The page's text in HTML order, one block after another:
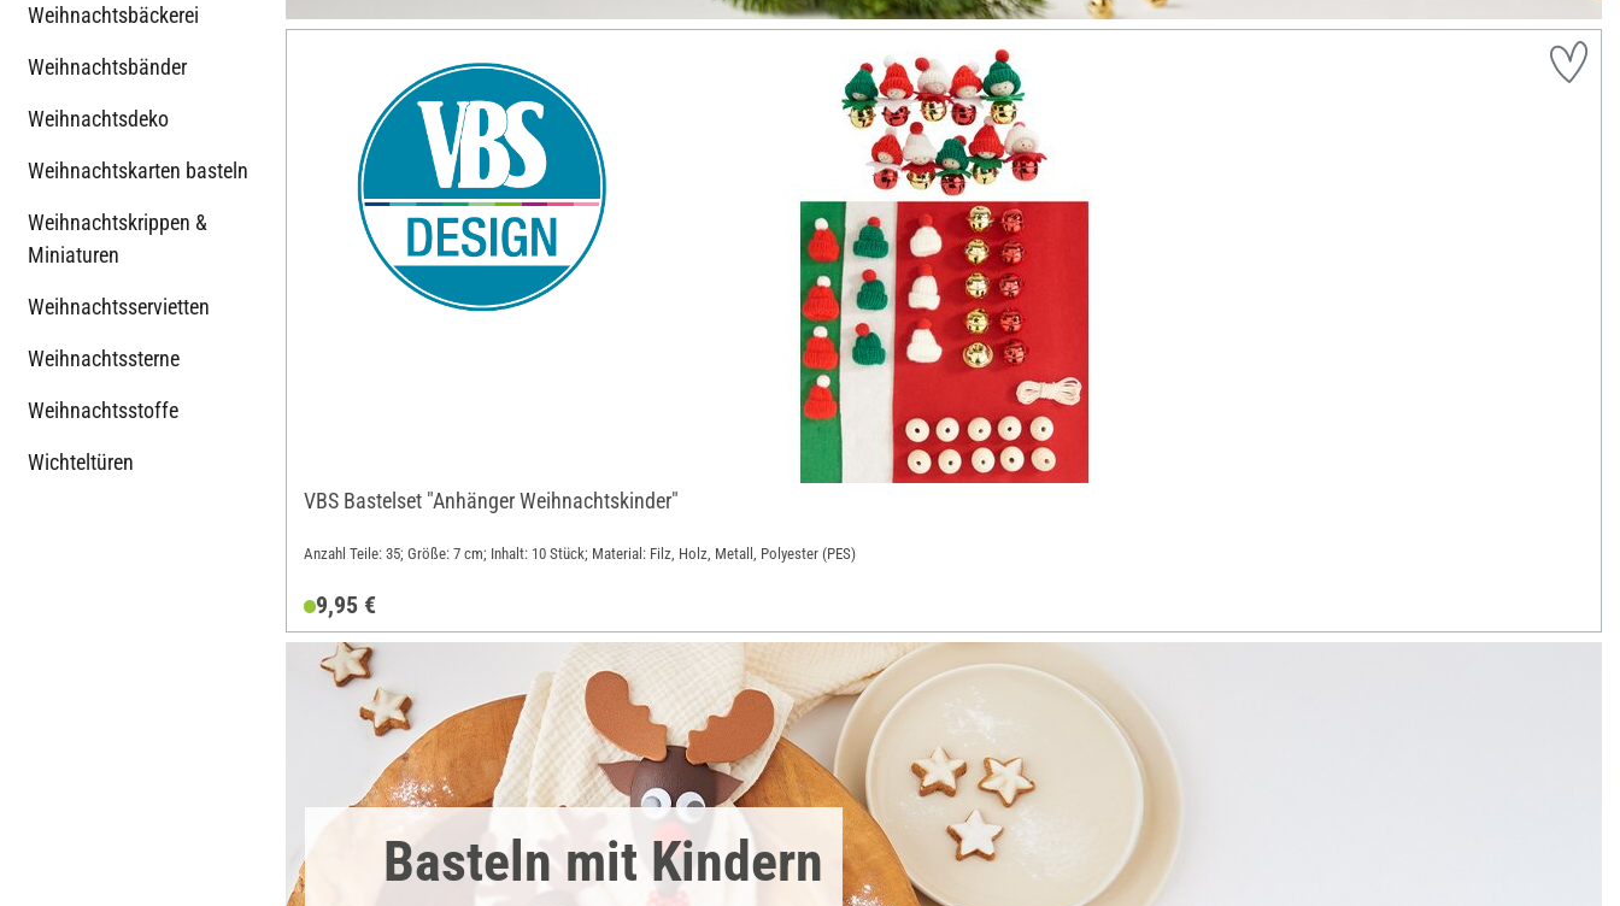
Weihnachtsbäckerei
Weihnachtsbänder
Weihnachtsdeko
Weihnachtskarten basteln
Weihnachtskrippen &
Miniaturen
Weihnachtsservietten
Weihnachtssterne
Weihnachtsstoffe
Wichteltüren
VBS Bastelset "Anhänger Weihnachtskinder"
Anzahl Teile: 35; Größe: 7 cm; Inhalt: 10 Stück; Material: Filz, Holz, Metall, Polyester (PES)
9,95 €
Basteln mit Kindern